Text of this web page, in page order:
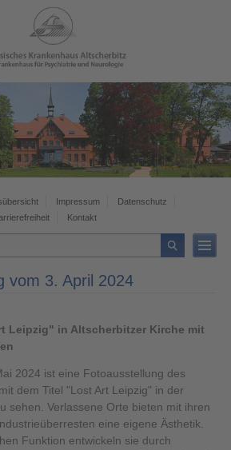
Impressum
Datenschutz
Kontakt
vom 3. April 2024
Leipzig" in Altscherbitzer Kirche mit
2024 ist eine Fotoausstellung des
dem Titel "Lost Art Leipzig" in der
sehen. Verlassene Orte bieten mit ihren
eine eigene Ästhetik.
Funktion entwickeln sie durch